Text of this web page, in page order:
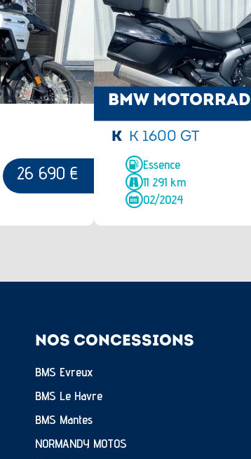
26 690 €
BMW MOTORRAD
K
K 1600 GT
Essence
11 291 km
02/2024
NOS CONCESSIONS
BMS Evreux
BMS Le Havre
BMS Mantes
NORMANDY MOTOS